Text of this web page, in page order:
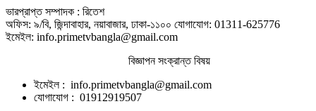
ভারপ্রাপ্ত সম্পাদক : রিতেশ
অফিস: ৯/বি, জিন্দাবাহার, নয়াবাজার, ঢাকা-১১০০ যোগাযোগ: 01311-625776
ইমেইল: info.primetvbangla@gmail.com
বিজ্ঞাপন সংক্রান্ত বিষয়
ইমেইল : info.primetvbangla@gmail.com
যোগাযোগ : 01912919507